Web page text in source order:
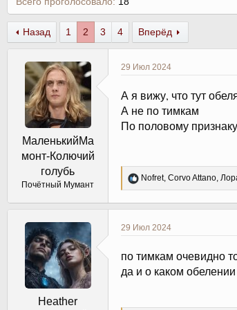
Назад 1 2 3 4 Вперёд
МаленькийМа
монт-Колючий
голубь
Почётный Мумант
29 Июл 2024
А я вижу, что тут
А не по тимкам
По половому признаку
Р
к
и
:
Nofret, Corvo Attano
Heather
29 Июл 2024
по тимкам очевидно
да и о каком